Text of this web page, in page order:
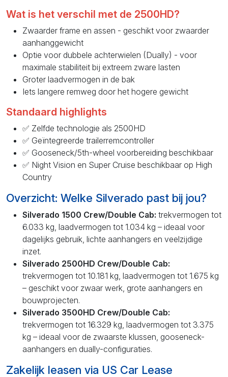
Wat is het verschil met de 2500HD?
Zwaarder frame en assen - geschikt voor zwaarder
aanhanggewicht
Optie voor dubbele achterwielen (Dually) - voor
maximale stabiliteit bij extreem zware lasten
Groter laadvermogen in de bak
Iets langere remweg door het hogere gewicht
Standaard highlights
✅ Zelfde technologie als 2500HD
✅ Geïntegreerde trailerremcontroller
✅ Gooseneck/5th-wheel voorbereiding beschikbaar
✅ Night Vision en Super Cruise beschikbaar op High
Country
Overzicht: Welke Silverado past bij jou?
Silverado 1500 Crew/Double Cab: trekvermogen tot
6.033 kg, laadvermogen tot 1.034 kg – ideaal voor
dagelijks gebruik, lichte aanhangers en veelzijdige
inzet.
Silverado 2500HD Crew/Double Cab:
trekvermogen tot 10.181 kg, laadvermogen tot 1.675 kg
– geschikt voor zwaar werk, grote aanhangers en
bouwprojecten.
Silverado 3500HD Crew/Double Cab:
trekvermogen tot 16.329 kg, laadvermogen tot 3.375
kg – ideaal voor de zwaarste klussen, gooseneck-
aanhangers en dually-configuraties.
Zakelijk leasen via US Car Lease